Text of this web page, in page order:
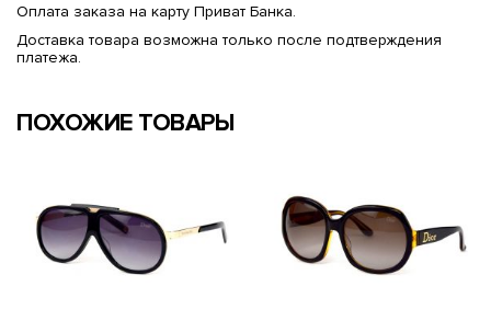
Оплата заказа на карту Приват Банка.
Доставка товара возможна только после подтверждения
платежа.
ПОХОЖИЕ ТОВАРЫ